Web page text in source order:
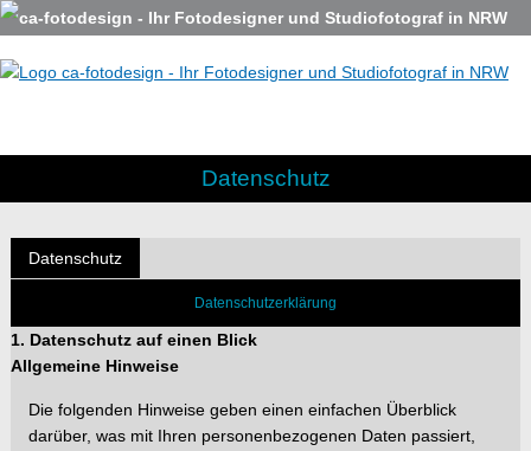
Datenschutz
Datenschutz
Datenschutzerklärung
1. Datenschutz auf einen Blick
Allgemeine Hinweise
Die folgenden Hinweise geben einen einfachen Überblick
darüber, was mit Ihren personenbezogenen Daten passiert,